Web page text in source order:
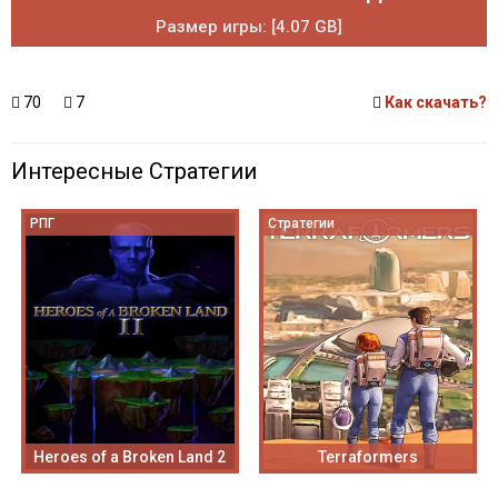
Размер игры: [4.07 GB]
70 7 Как скачать?
Интересные Стратегии
РПГ
Heroes of a Broken Land 2
Стратегии
Terraformers